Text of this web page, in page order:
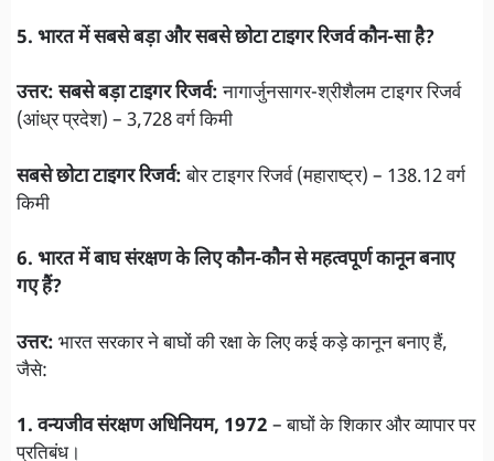
5. भारत में सबसे बड़ा और सबसे छोटा टाइगर रिजर्व कौन-सा है?
उत्तर: सबसे बड़ा टाइगर रिजर्व:नागार्जुनसागर-श्रीशैलम टाइगर रिजर्व
(आंध्र प्रदेश) – 3,728 वर्ग किमी
सबसे छोटा टाइगर रिजर्व:बोर टाइगर रिजर्व (महाराष्ट्र) – 138.12 वर्ग
किमी
6. भारत में बाघ संरक्षण के लिए कौन-कौन से महत्वपूर्ण कानून बनाए
गए हैं?
उत्तर: भारत सरकार ने बाघों की रक्षा के लिए कई कड़े कानून बनाए हैं,
जैसे:
1. वन्यजीव संरक्षण अधिनियम, 1972 – बाघों के शिकार और व्यापार पर
प्रतिबंध।